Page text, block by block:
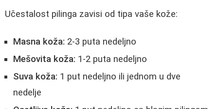
Učestalost pilinga zavisi od tipa vaše kože:
Masna koža: 2-3 puta nedeljno
Mešovita koža: 1-2 puta nedeljno
Suva koža: 1 put nedeljno ili jednom u dve
nedelje